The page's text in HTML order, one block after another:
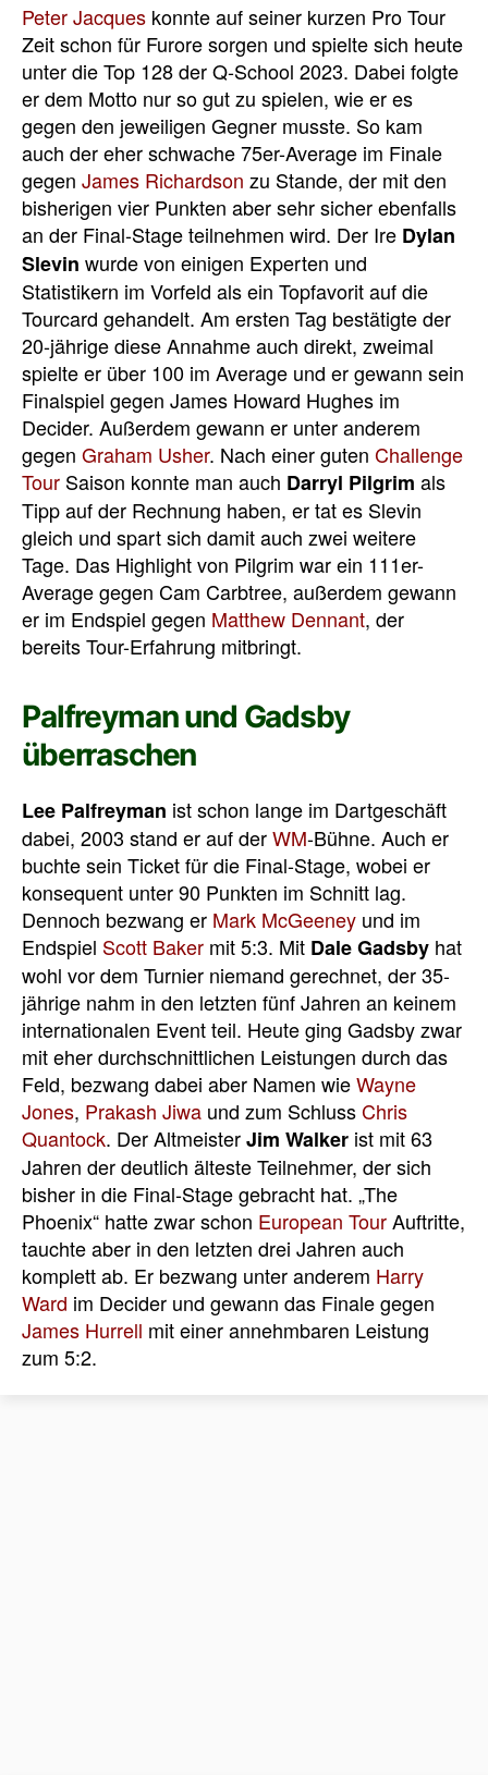
Peter Jacques konnte auf seiner kurzen Pro Tour
Zeit schon für Furore sorgen und spielte sich heute
unter die Top 128 der Q-School 2023. Dabei folgte
er dem Motto nur so gut zu spielen, wie er es
gegen den jeweiligen Gegner musste. So kam
auch der eher schwache 75er-Average im Finale
gegen James Richardson zu Stande, der mit den
bisherigen vier Punkten aber sehr sicher ebenfalls
an der Final-Stage teilnehmen wird. Der Ire Dylan
Slevin wurde von einigen Experten und
Statistikern im Vorfeld als ein Topfavorit auf die
Tourcard gehandelt. Am ersten Tag bestätigte der
20-jährige diese Annahme auch direkt, zweimal
spielte er über 100 im Average und er gewann sein
Finalspiel gegen James Howard Hughes im
Decider. Außerdem gewann er unter anderem
gegen Graham Usher. Nach einer guten Challenge
Tour Saison konnte man auch Darryl Pilgrim als
Tipp auf der Rechnung haben, er tat es Slevin
gleich und spart sich damit auch zwei weitere
Tage. Das Highlight von Pilgrim war ein 111er-
Average gegen Cam Carbtree, außerdem gewann
er im Endspiel gegen Matthew Dennant, der
bereits Tour-Erfahrung mitbringt.
Palfreyman und Gadsby
überraschen
Lee Palfreyman ist schon lange im Dartgeschäft
dabei, 2003 stand er auf derWM-Bühne. Auch er
buchte sein Ticket für die Final-Stage, wobei er
konsequent unter 90 Punkten im Schnitt lag.
Dennoch bezwang er Mark McGeeney und im
Endspiel Scott Baker mit 5:3. Mit Dale Gadsby hat
wohl vor dem Turnier niemand gerechnet, der 35-
jährige nahm in den letzten fünf Jahren an keinem
internationalen Event teil. Heute ging Gadsby zwar
mit eher durchschnittlichen Leistungen durch das
Feld, bezwang dabei aber Namen wieWayne
Jones, Prakash Jiwa und zum SchlussChris
Quantock. Der AltmeisterJim Walker ist mit 63
Jahren der deutlich älteste Teilnehmer, der sich
bisher in die Final-Stage gebracht hat. „The
Phoenix“ hatte zwar schon European TourAuftritte,
tauchte aber in den letzten drei Jahren auch
komplett ab. Er bezwang unter anderem Harry
Ward im Decider und gewann das Finale gegen
James Hurrell mit einer annehmbaren Leistung
zum 5:2.